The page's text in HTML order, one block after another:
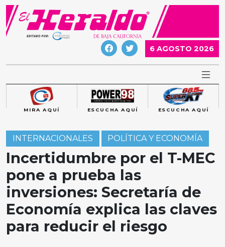
Skip
content
6 AGOSTO 2026
MIRA AQUÍ ESCUCHA AQUÍ ESCUCHA AQUÍ
INTERNACIONALES POLÍTICA Y ECONOMÍA
Incertidumbre por el T-MEC
pone a prueba las
inversiones: Secretaría de
Economía explica las claves
para reducir el riesgo